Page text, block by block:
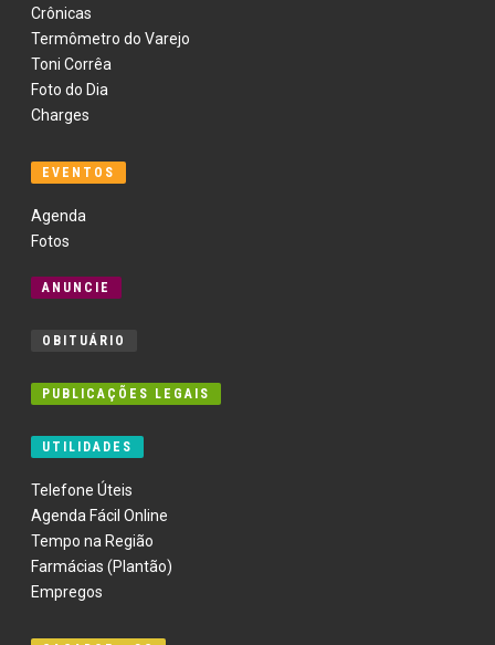
Crônicas
Termômetro do Varejo
Toni Corrêa
Foto do Dia
Charges
EVENTOS
Agenda
Fotos
ANUNCIE
OBITUÁRIO
PUBLICAÇÕES LEGAIS
UTILIDADES
Telefone Úteis
Agenda Fácil Online
Tempo na Região
Farmácias (Plantão)
Empregos